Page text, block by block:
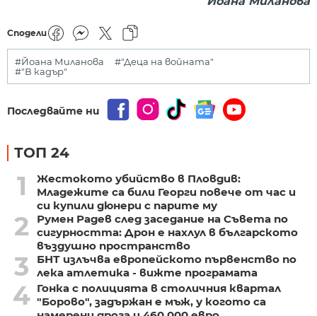
Сподели
#Йоана Миланова
#"Деца на войната"
#"В кадър"
Последвайте ни
ТОП 24
1
Жестокото убийство в Пловдив:
Младежите са били Георги повече от час и
си купили дюнери с парите му
2
Румен Радев след заседание на Съвета по
сигурността: Дрон е нахлул в българското
въздушно пространство
3
БНТ излъчва европейското първенство по
лека атлетика - вижте програмата
4 Гонка с полицията в столичния квартал
"Борово", задържан е мъж, у когото са